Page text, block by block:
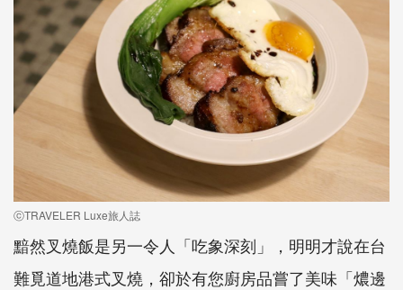
ⓒTRAVELER Luxe旅人誌
黯然叉燒飯是另一令人「吃象深刻」，明明才說在台
難覓道地港式叉燒，卻於有您廚房品嘗了美味「燶邊